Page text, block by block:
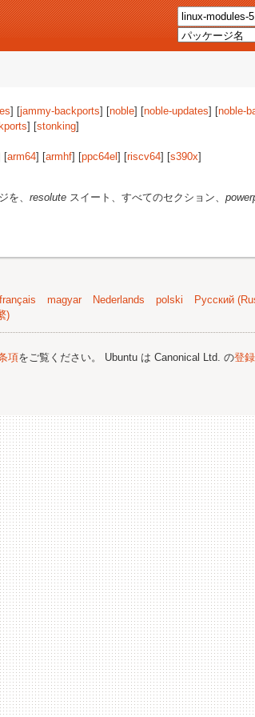
] [jammy-backports] [noble] [noble-updates] [noble-
] [stonking]
[arm64] [armhf] [ppc64el ] [riscv64] [s390x]
を、 resolute スイート、すべてのセクション、
français magyar Nederlands polski Русский
)
項をご覧ください。 Ubuntu は Canonical Ltd. の登